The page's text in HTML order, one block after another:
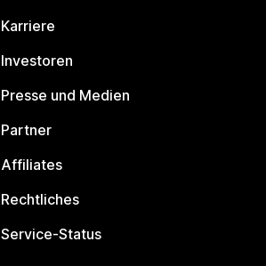
Karriere
Investoren
Presse und Medien
Partner
Affiliates
Rechtliches
Service-Status